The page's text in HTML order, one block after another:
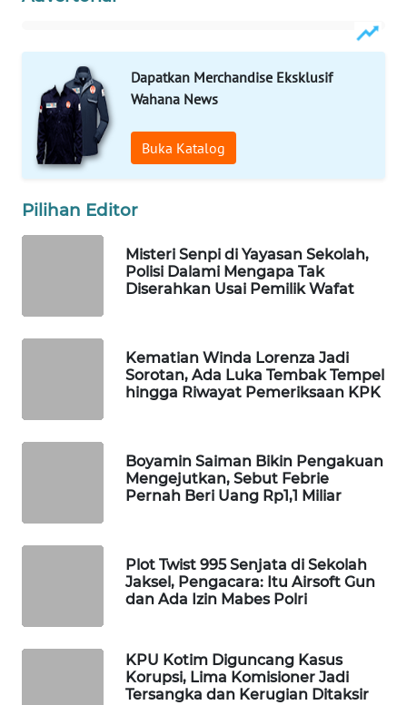
Dapatkan Merchandise Eksklusif
Wahana News
Buka Katalog
Pilihan Editor
Misteri Senpi di Yayasan Sekolah,
Polisi Dalami Mengapa Tak
Diserahkan Usai Pemilik Wafat
Kematian Winda Lorenza Jadi
Sorotan, Ada Luka Tembak Tempel
hingga Riwayat Pemeriksaan KPK
Boyamin Saiman Bikin Pengakuan
Mengejutkan, Sebut Febrie
Pernah Beri Uang Rp1,1 Miliar
Plot Twist 995 Senjata di Sekolah
Jaksel, Pengacara: Itu Airsoft Gun
dan Ada Izin Mabes Polri
KPU Kotim Diguncang Kasus
Korupsi, Lima Komisioner Jadi
Tersangka dan Kerugian Ditaksir
TRAVEL
WAHANA
WAHANANEWS
ID
CO ID
WAHANA
SPORT
WAHANA
PERSONA